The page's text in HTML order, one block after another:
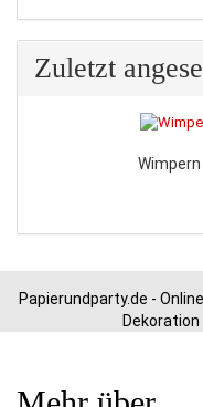
Zuletzt
Papierundparty.de -